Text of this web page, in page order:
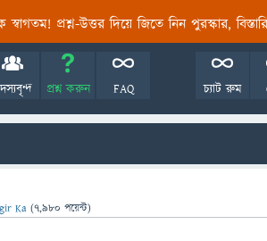
স্বাগতম! প্রশ্ন-উত্তর দিয়ে জিতে নিন পুরস্কার,
প্রশ্ন করুন FAQ চ্যাট রুম
Ka (7,980 পয়েন্ট)